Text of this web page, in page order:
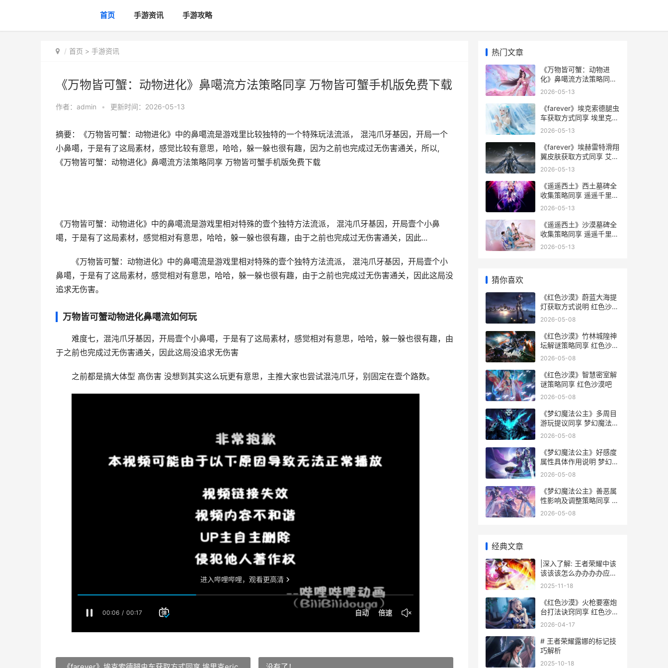
首页 手游资讯 手游攻略
首页 > 手游资讯
《万物皆可蟹：动物进化》鼻噶流方法策略同享 万物皆可蟹手机版免费下载
作者： admin • 更新时间：2026-05-13
摘要：《万物皆可蟹：动物进化》中的鼻噶流是游戏里比较独特的一个特殊玩法流派， 混沌爪牙基因，开局一个
小鼻噶，于是有了这局素材，感觉比较有意思，哈哈，躲一躲也很有趣，因为之前也完成过无伤害通关，所以,
《万物皆可蟹：动物进化》鼻噶流方法策略同享 万物皆可蟹手机版免费下载
《万物皆可蟹：动物进化》中的鼻噶流是游戏里相对特殊的壹个独特方法流派， 混沌爪牙基因，开局壹个小鼻
噶，于是有了这局素材，感觉相对有意思，哈哈，躲一躲也很有趣，由于之前也完成过无伤害通关，因此...
《万物皆可蟹：动物进化》中的鼻噶流是游戏里相对特殊的壹个独特方法流派， 混沌爪牙基因，开局壹个小
鼻噶，于是有了这局素材，感觉相对有意思，哈哈，躲一躲也很有趣，由于之前也完成过无伤害通关，因此这局没
追求无伤害。
万物皆可蟹动物进化鼻噶流如何玩
难度七，混沌爪牙基因，开局壹个小鼻噶，于是有了这局素材，感觉相对有意思，哈哈，躲一躲也很有趣，由
于之前也完成过无伤害通关，因此这局没追求无伤害
之前都是搞大体型 高伤害 没想到其实这么玩更有意思，主推大家也尝试混沌爪牙，别固定在壹个路数。
热门文章
《万物皆可蟹：动物进
化》鼻噶流方法策略同享
万物皆可蟹手机版免费下
2026-05-13
《farever》埃克索德腿虫
车获取方式同享 埃里克
eric
2026-05-13
《farever》埃赫雷特滑翔
翼皮肤获取方式同享 艾凡
赫原文
2026-05-13
《遥遥西土》西土墓碑全
收集策略同享 遥遥千里来
西蜀代表什么生肖
2026-05-13
《遥遥西土》沙漠墓碑全
收集策略同享 遥遥千里来
西蜀是什么意思
2026-05-13
猜你喜欢
《红色沙漠》蔚蓝大海提
灯获取方式说明 红色沙漠
是谁的作品
2026-05-08
《红色沙漠》竹林城隍神
坛解谜策略同享 红色沙漠
讲的什么
2026-05-08
《红色沙漠》智慧密室解
谜策略同享 红色沙漠吧
2026-05-08
《梦幻魔法公主》多周目
游玩提议同享 梦幻魔法公
主是r18吗
2026-05-08
《梦幻魔法公主》好感度
属性具体作用说明 梦幻魔
法公主存档位置
2026-05-08
《梦幻魔法公主》善恶属
性影响及调整策略同享 梦
幻魔法公主修改器
2026-05-08
经典文章
|深入了解: 王者荣耀中该
该该该怎么办办办办应对
老夫子的战术技巧|
2025-11-18
《红色沙漠》火枪要塞炮
台打法诀窍同享 红色沙漠
火焰长枪
2026-04-17
# 王者荣耀露娜的标记技
巧解析
2025-10-18